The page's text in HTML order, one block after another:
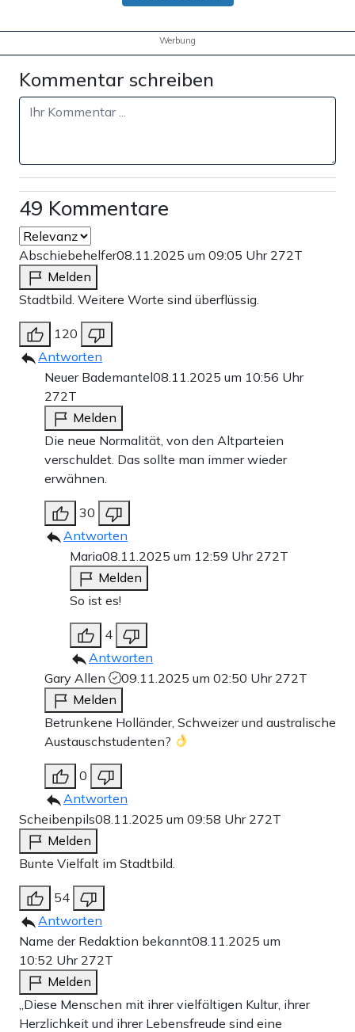
Werbung
Kommentar schreiben
49 Kommentare
Abschiebehelfer08.11.2025 um 09:05 Uhr 272T
Melden
Stadtbild. Weitere Worte sind überflüssig.
120
Antworten
Neuer Bademantel08.11.2025 um 10:56 Uhr
272T
Melden
Die neue Normalität, von den Altparteien
verschuldet. Das sollte man immer wieder
erwähnen.
30
Antworten
Maria08.11.2025 um 12:59 Uhr 272T
Melden
So ist es!
4
Antworten
Gary Allen
09.11.2025 um 02:50 Uhr 272T
Melden
Betrunkene Holländer, Schweizer und australische
Austauschstudenten?
0
Antworten
Scheibenpils08.11.2025 um 09:58 Uhr 272T
Melden
Bunte Vielfalt im Stadtbild.
54
Antworten
Name der Redaktion bekannt08.11.2025 um
10:52 Uhr 272T
Melden
„Diese Menschen mit ihrer vielfältigen Kultur, ihrer
Herzlichkeit und ihrer Lebensfreude sind eine